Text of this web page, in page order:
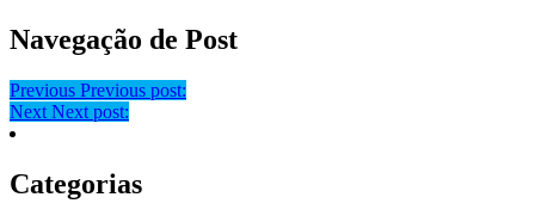
Navegação de Post
Previous Previous post:
Next Next post:
Categorias